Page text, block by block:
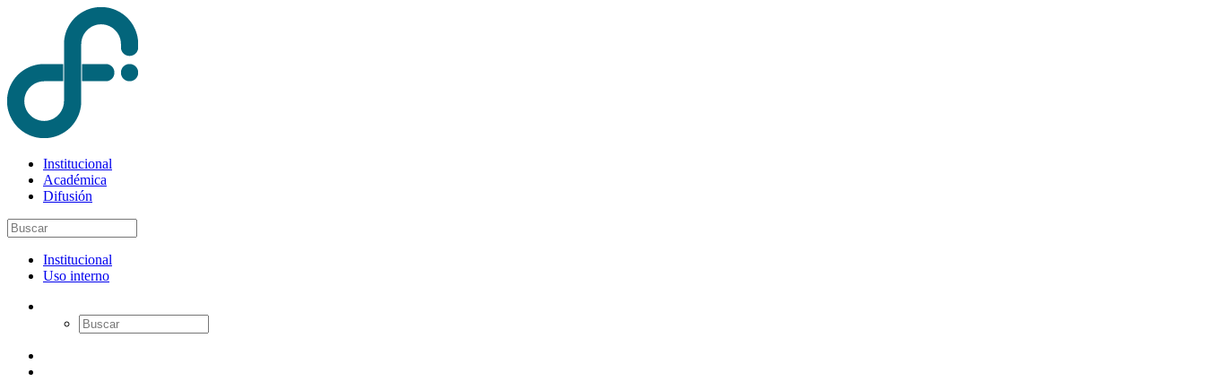
Institucional
Académica
Difusión
Institucional
Uso interno